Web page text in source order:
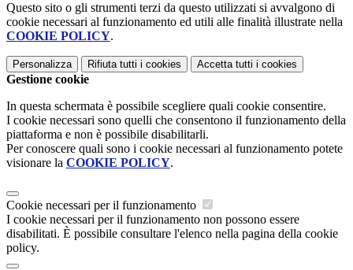
Questo sito o gli strumenti terzi da questo utilizzati si avvalgono di
cookie necessari al funzionamento ed utili alle finalità illustrate nella
COOKIE POLICY.
Personalizza Rifiuta tutti i cookies Accetta tutti i cookies
Gestione cookie
In questa schermata è possibile scegliere quali cookie consentire.
I cookie necessari sono quelli che consentono il funzionamento della
piattaforma e non è possibile disabilitarli.
Per conoscere quali sono i cookie necessari al funzionamento potete
visionare la COOKIE POLICY.
Cookie necessari per il funzionamento
I cookie necessari per il funzionamento non possono essere
disabilitati. È possibile consultare l'elenco nella pagina della cookie
policy.